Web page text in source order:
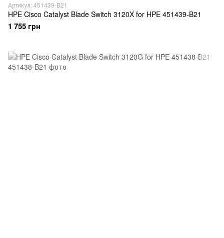
Артикул: 451439-B21
HPE Cisco Catalyst Blade Switch 3120X for HPE 451439-B21
1 755 грн